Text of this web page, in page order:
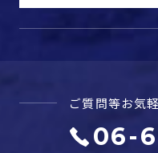
ご質問等お気
06-